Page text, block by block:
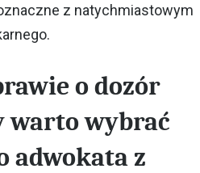
z natychmiastowym
o dozór
warto wybrać
adwokata z